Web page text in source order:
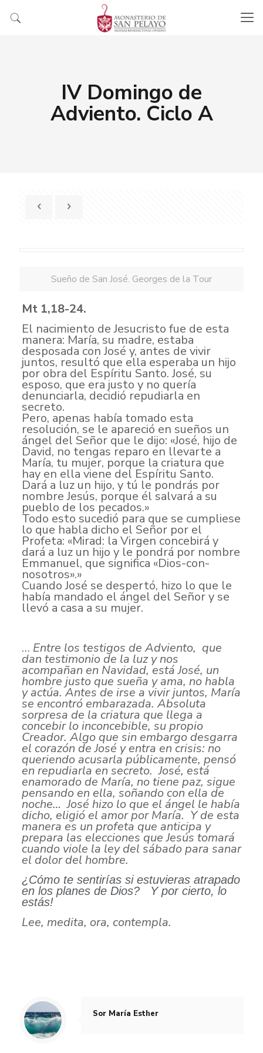
IV Domingo de
Adviento. Ciclo A
Sueño de San José. Georges de la Tour
Mt 1,18-24.
El nacimiento de Jesucristo fue de esta
manera: María, su madre, estaba
desposada con José y, antes de vivir
juntos, resultó que ella esperaba un hijo
por obra del Espíritu Santo. José, su
esposo, que era justo y no quería
denunciarla, decidió repudiarla en
secreto.
Pero, apenas había tomado esta
resolución, se le apareció en sueños un
ángel del Señor que le dijo: «José, hijo de
David, no tengas reparo en llevarte a
María, tu mujer, porque la criatura que
hay en ella viene del Espíritu Santo.
Dará a luz un hijo, y tú le pondrás por
nombre Jesús, porque él salvará a su
pueblo de los pecados.»
Todo esto sucedió para que se cumpliese
lo que habla dicho el Señor por el
Profeta: «Mirad: la Virgen concebirá y
dará a luz un hijo y le pondrá por nombre
Emmanuel, que significa «Dios-con-
nosotros».»
Cuando José se despertó, hizo lo que le
había mandado el ángel del Señor y se
llevó a casa a su mujer.
… Entre los testigos de Adviento, que
dan testimonio de la luz y nos
acompañan en Navidad, está José, un
hombre justo que sueña y ama, no habla
y actúa.Antes de irse a vivir juntos, María
se encontró embarazada. Absoluta
sorpresa de la criatura que llega a
concebir lo inconcebible, su propio
Creador. Algo que sin embargo desgarra
el corazón de José y entra en crisis: no
queriendo acusarla públicamente, pensó
en repudiarla en secreto. José, está
enamorado de María, no tiene paz, sigue
pensando en ella, soñando con ella de
noche…José hizo lo que el ángel le había
dicho, eligió el amor por María. Y de esta
manera es un profeta que anticipa y
prepara las elecciones que Jesús tomará
cuando viole la ley del sábado para sanar
el dolor del hombre.
¿Cómo te sentirías si estuvieras atrapado
en los planes de Dios? Y por cierto, lo
estás!
Lee, medita, ora, contempla.
Sor María Esther